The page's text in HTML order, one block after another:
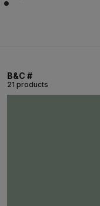
B&C #
21 products